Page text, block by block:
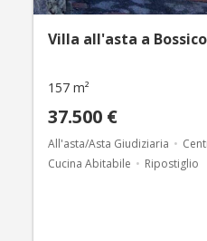
Villa all'asta a
157 m²
37.500 €
All'asta/Asta Giudiziaria
Cucina Abitabile
Ripostiglio